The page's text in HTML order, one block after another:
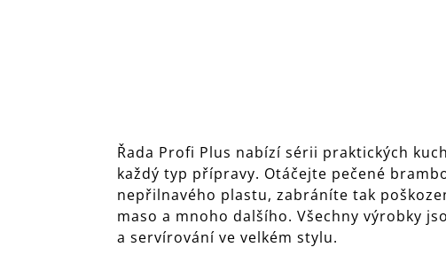
Řada Profi Plus nabízí sérii praktických
každý typ přípravy. Otáčejte pečené
nepřilnavého plastu, zabráníte tak
maso a mnoho dalšího. Všechny výrobky
a servírování ve velkém stylu.